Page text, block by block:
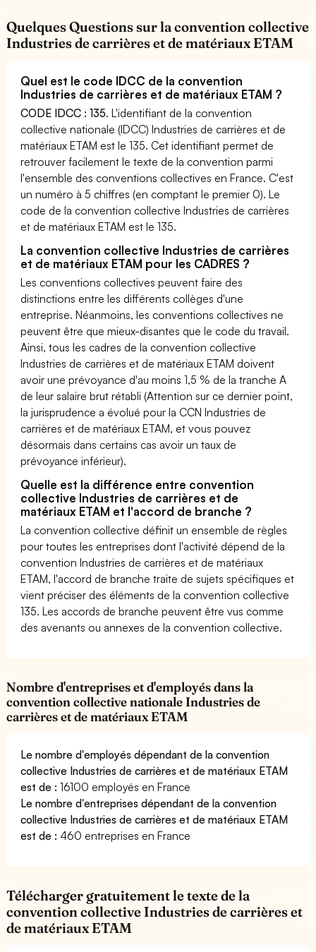
Quelques Questions sur la convention collective
Industries de carrières et de matériaux ETAM
Quel est le code IDCC de la convention
Industries de carrières et de matériaux ETAM ?
CODE IDCC : 135. L'identifiant de la convention
collective nationale (IDCC) Industries de carrières et de
matériaux ETAM est le 135. Cet identifiant permet de
retrouver facilement le texte de la convention parmi
l'ensemble des conventions collectives en France. C'est
un numéro à 5 chiffres (en comptant le premier 0). Le
code de la convention collective Industries de carrières
et de matériaux ETAM est le 135.
La convention collective Industries de carrières
et de matériaux ETAM pour les CADRES ?
Les conventions collectives peuvent faire des
distinctions entre les différents collèges d'une
entreprise. Néanmoins, les conventions collectives ne
peuvent être que mieux-disantes que le code du travail.
Ainsi, tous les cadres de la convention collective
Industries de carrières et de matériaux ETAM doivent
avoir une prévoyance d'au moins 1,5 % de la tranche A
de leur salaire brut rétabli (Attention sur ce dernier point,
la jurisprudence a évolué pour la CCN Industries de
carrières et de matériaux ETAM, et vous pouvez
désormais dans certains cas avoir un taux de
prévoyance inférieur).
Quelle est la différence entre convention
collective Industries de carrières et de
matériaux ETAM et l'accord de branche ?
La convention collective définit un ensemble de règles
pour toutes les entreprises dont l'activité dépend de la
convention Industries de carrières et de matériaux
ETAM, l'accord de branche traite de sujets spécifiques et
vient préciser des éléments de la convention collective
135. Les accords de branche peuvent être vus comme
des avenants ou annexes de la convention collective.
Nombre d'entreprises et d'employés dans la
convention collective nationale Industries de
carrières et de matériaux ETAM
Le nombre d'employés dépendant de la convention
collective Industries de carrières et de matériaux ETAM
est de :16100 employés en France
Le nombre d'entreprises dépendant de la convention
collective Industries de carrières et de matériaux ETAM
est de : 460 entreprises en France
Télécharger gratuitement le texte de la
convention collective Industries de carrières et
de matériaux ETAM